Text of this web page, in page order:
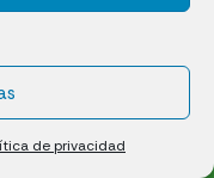
de privacidad